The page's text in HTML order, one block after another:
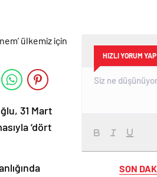
31 Mart
‘dört
HIZLI YORUM YAP
SON